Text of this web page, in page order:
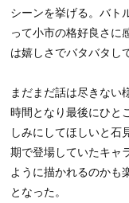
シーンを挙げる。バト
って小市の格好良さに
は嬉しさでバタバタし
まだまだ話は尽きない
時間となり最後にひと
しみにしてほしいと石
期で登場していたキャ
ように描かれるのかも
となった。